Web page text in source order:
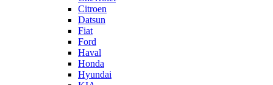
Citroen
Datsun
Fiat
Ford
Haval
Honda
Hyundai